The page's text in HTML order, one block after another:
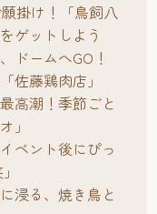
掛け！「鳥飼八
ゲットしよう
ドームへGO！
佐藤鶏肉店」
高潮！季節ごと
」
ベント後にぴっ
浸る、焼き鳥と